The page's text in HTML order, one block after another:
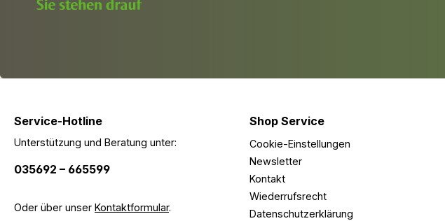
Service-Hotline
Unterstützung und Beratung unter:
035692 – 665599
Oder über unser Kontaktformular.
Shop Service
Cookie-Einstellungen
Newsletter
Kontakt
Wiederrufsrecht
Datenschutzerklärung